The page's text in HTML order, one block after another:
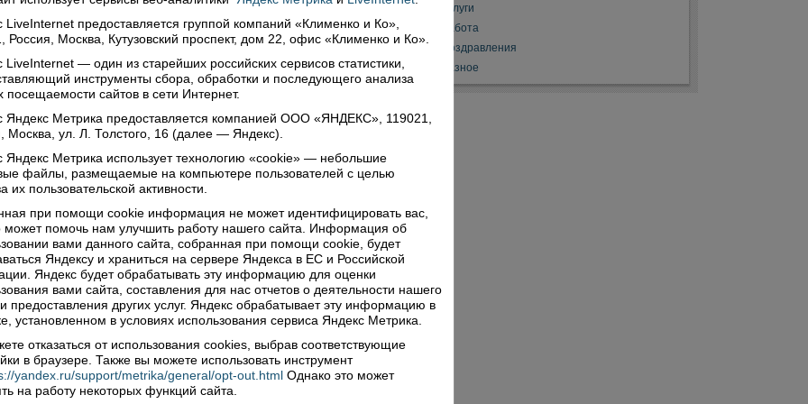
формата
завершена замена существовавшей сети
автоматических телефонных станций на цифровые.
это было поэтапно, в течение нескольких лет. Причем, более
– уже в этом году. О выполненной масштабной
оборудования сельских АТС и о том, что это даст
корреспондент «ВВ» беседует с начальником участка
Мухориным.
Читать далее
Просмотры: 2739
Услуги
Работа
Поздравления
Разное
LiveInternet предоставляется группой компаний «Клименко и Ко»,
Россия, Москва, Кутузовский проспект, дом 22, офис «Клименко и Ко».
LiveInternet — один из старейших российских сервисов статистики,
инструменты сбора, обработки и последующего анализа
посещаемости сайтов в сети Интернет.
Яндекс Метрика предоставляется компанией ООО «ЯНДЕКС», 119021,
Москва, ул. Л. Толстого, 16 (далее — Яндекс).
Яндекс Метрика использует технологию «cookie» — небольшие
файлы, размещаемые на компьютере пользователей с целью
их пользовательской активности.
при помощи cookie информация не может идентифицировать вас,
может помочь нам улучшить работу нашего сайта. Информация об
вами данного сайта, собранная при помощи cookie, будет
Яндексу и храниться на сервере Яндекса в ЕС и Российской
Яндекс будет обрабатывать эту информацию для оценки
вами сайта, составления для нас отчетов о деятельности нашего
предоставления других услуг. Яндекс обрабатывает эту информацию в
установленном в условиях использования сервиса Яндекс Метрика.
отказаться от использования cookies, выбрав соответствующие
в браузере. Также вы можете использовать инструмент
yandex.ru/support/metrika/general/opt-out.html Однако это может
на работу некоторых функций сайта.